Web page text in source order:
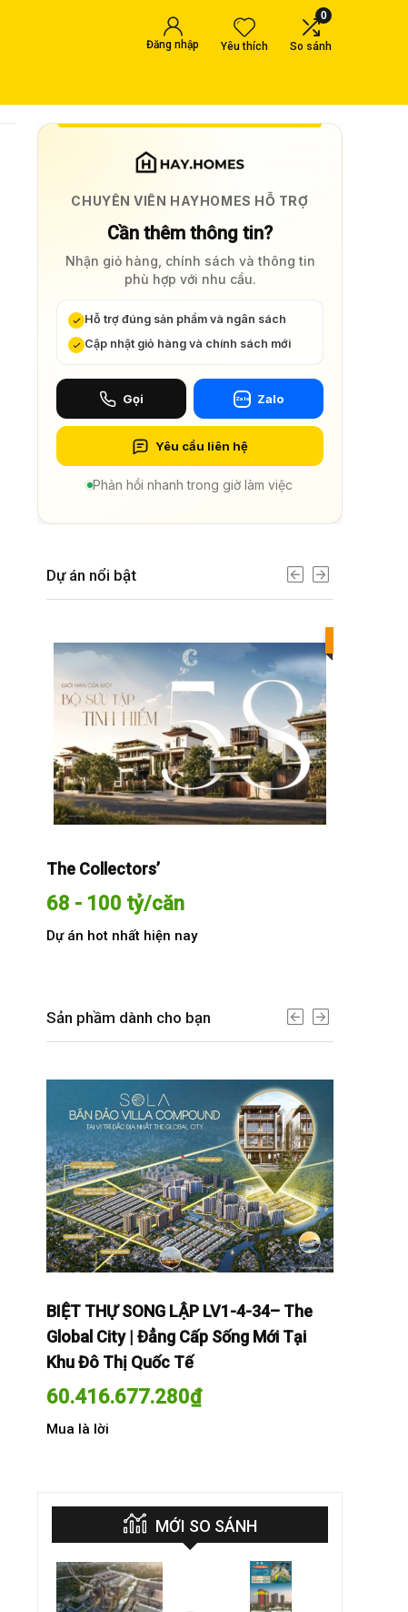
Đăng nhập Yêu thích
0
So sánh
CHUYÊN VIÊN HAYHOMES HỖ TRỢ
Cần thêm thông tin?
Nhận giỏ hàng, chính sách và thông tin
phù hợp với nhu cầu.
Hỗ trợ đúng sản phẩm và ngân sách
Cập nhật giỏ hàng và chính sách mới
Gọi Zalo Zalo
Yêu cầu liên hệ
Phản hồi nhanh trong giờ làm việc
Dự án nổi bật
The Collectors’
68 - 100 tỷ/căn
Dự án hot nhất hiện nay
Sản phầm dành cho bạn
BIỆT THỰ SONG LẬP LV1-4-34– The
Global City | Đẳng Cấp Sống Mới Tại
Khu Đô Thị Quốc Tế
60.416.677.280₫
Mua là lời
MỚI SO SÁNH